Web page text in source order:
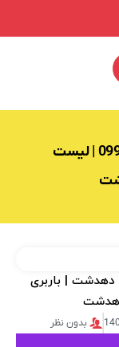
09910216516 | لیست
بدون نظر